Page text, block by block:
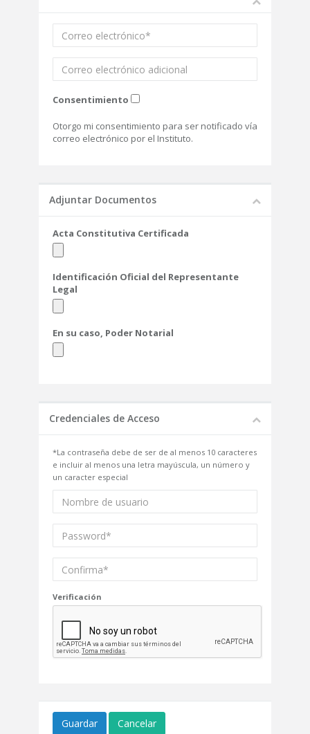
Consentimiento
Otorgo mi consentimiento para ser notificado vía
correo electrónico por el Instituto.
Adjuntar Documentos
Acta Constitutiva Certificada
Identificación Oficial del Representante
Legal
En su caso, Poder Notarial
Credenciales de Acceso
*La contraseña debe de ser de al menos 10 caracteres
e incluir al menos una letra mayúscula, un número y
un caracter especial
Verificación
Guardar Cancelar